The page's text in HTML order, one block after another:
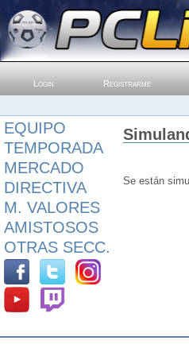
Login Registrarme
EQUIPO
TEMPORADA
MERCADO
DIRECTIVA
M. VALORES
AMISTOSOS
OTRAS SECC.
Se están